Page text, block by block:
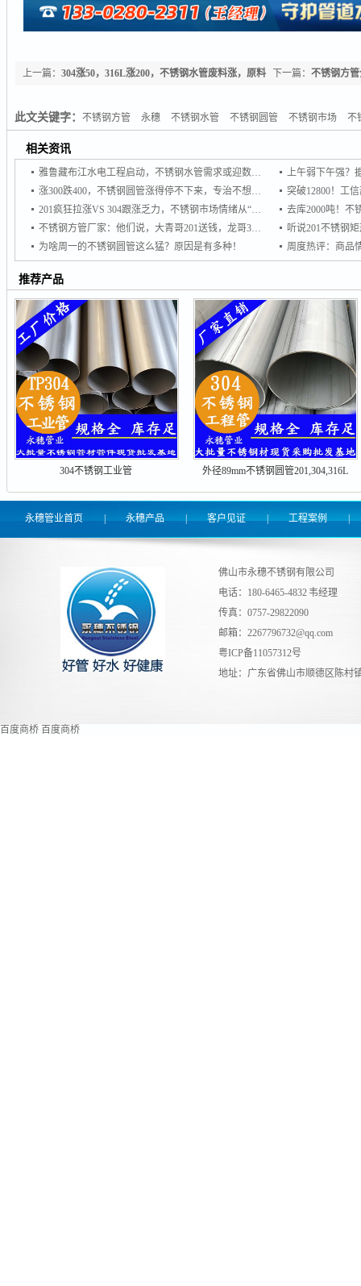
下一篇：不锈钢方
上一篇：304涨50，316L涨200，不锈钢水管废料涨，原料
此文关键字：不锈钢方管 永穗 不锈钢水管 不锈钢圆管 不锈钢市场 不
相关资讯
雅鲁藏布江水电工程启动，不锈钢水管需求或迎数十亿级增量市场
涨300跌400，不锈钢圆管涨得停不下来，专治不想买，专杀不敢买！
201疯狂拉涨VS 304跟涨乏力，不锈钢市场情绪从“谨慎”转向“追涨
不锈钢方管厂家：他们说，大青哥201送钱，龙哥304想接单
为啥周一的不锈钢圆管这么猛？原因是有多种！
推荐产品
304不锈钢工业管 外径89mm不锈钢圆管201,304,316L
永穗管业首页 永穗产品 | 客户见证 | 工程案例 |
佛山市永穗不锈钢有限公司
电话：180-6465-4832 韦经理
传真：0757-29822090
邮箱：2267796732@qq.com
粤ICP备11057312号
地址：广东省佛山市顺德区陈
百度商桥 百度商桥